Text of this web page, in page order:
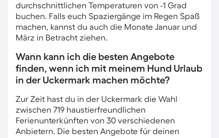
durchschnittlichen Temperaturen von -1 Grad
buchen. Falls euch Spaziergänge im Regen Spaß
machen, kannst du auch die Monate Januar und
März in Betracht ziehen.
Wann kann ich die besten Angebote
finden, wenn ich mit meinem Hund Urlaub
in der Uckermark machen möchte?
Zur Zeit hast du in der Uckermark die Wahl
zwischen 719 haustierfreundlichen
Ferienunterkünften von 30 verschiedenen
Anbietern. Die besten Angebote für deinen